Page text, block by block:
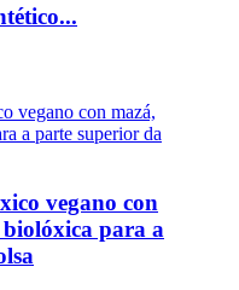
vegano con
biolóxica para a